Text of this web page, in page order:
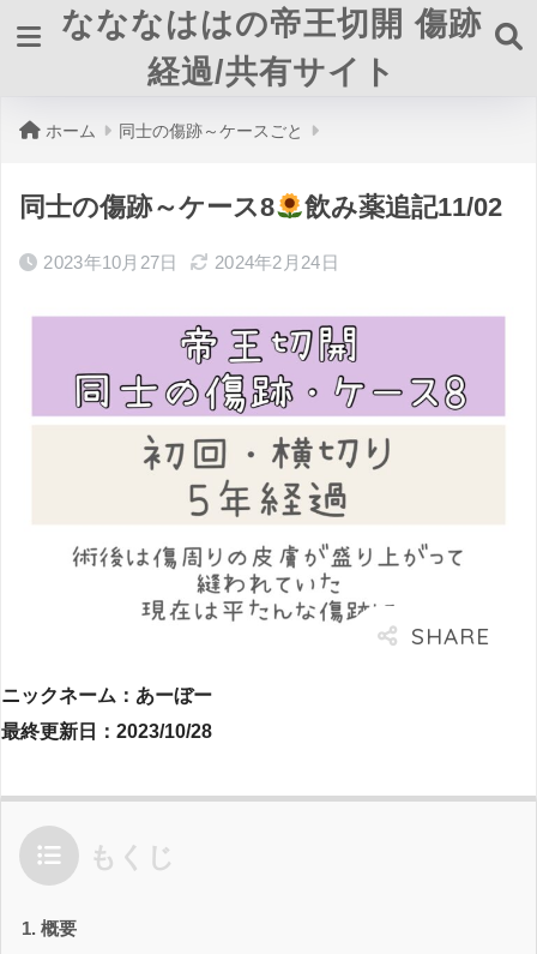
なななははの帝王切開 傷跡
経過/共有サイト
ホーム 同士の傷跡～ケースごと
同士の傷跡～ケース8 飲み薬追記11/02
2023年10月27日 2024年2月24日
ニックネーム：あーぼー
最終更新日：2023/10/28
もくじ
概要